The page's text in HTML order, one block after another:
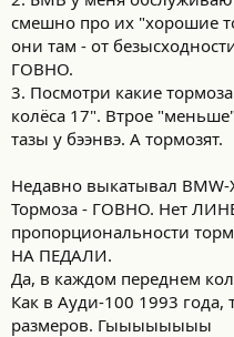
смешно про их "хорошие
они там - от
ГОВНО.
3. Посмотри какие
колёса 17". Втрое
тазы у бээнвэ. А тормозят.
Недавно выкатывал
Тормоза - ГОВНО. Нет
пропорциональности
НА ПЕДАЛИ.
Да, в каждом переднем
Как в Ауди-100 1993
размеров. Гыыыыыыыы